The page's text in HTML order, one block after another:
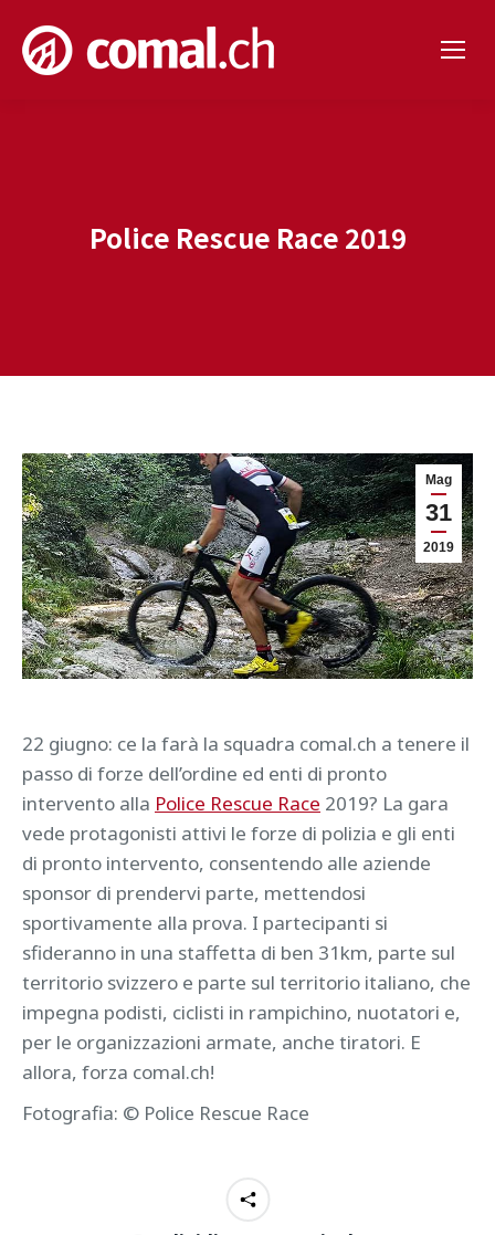
Police Rescue Race 2019
Mag
31
2019
22 giugno: ce la farà la squadra comal.ch a tenere il
passo di forze dell’ordine ed enti di pronto
intervento alla Police Rescue Race 2019? La gara
vede protagonisti attivi le forze di polizia e gli enti
di pronto intervento, consentendo alle aziende
sponsor di prendervi parte, mettendosi
sportivamente alla prova. I partecipanti si
sfideranno in una staffetta di ben 31km, parte sul
territorio svizzero e parte sul territorio italiano, che
impegna podisti, ciclisti in rampichino, nuotatori e,
per le organizzazioni armate, anche tiratori. E
allora, forza comal.ch!
Fotografia: © Police Rescue Race